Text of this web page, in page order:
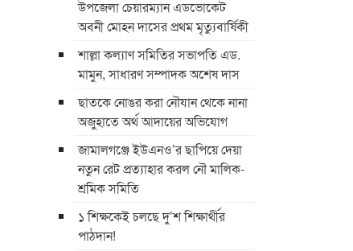
উপজেলা চেয়ারম্যান এডভোকেট
অবনী মোহন দাসের প্রথম মৃত্যুবার্ষিকী
শাল্লা কল্যাণ সমিতির সভাপতি এড.
মামুন, সাধারণ সম্পাদক অশেষ দাস
ছাতকে নোঙর করা নৌযান থেকে নানা
অজুহাতে অর্থ আদায়ের অভিযোগ
জামালগঞ্জে ইউএনও’র ছাপিয়ে দেয়া
নতুন রেট প্রত্যাহার করল নৌ মালিক-
শ্রমিক সমিতি
১ শিক্ষকেই চলছে দু’শ শিক্ষার্থীর
পাঠদান!